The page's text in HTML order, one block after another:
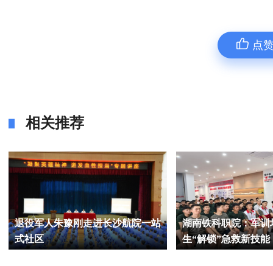
点
相关推荐
退役军人朱豫刚走进长沙航院一站
式社区
湖南铁科职院：军训
生“解锁”急救新技能